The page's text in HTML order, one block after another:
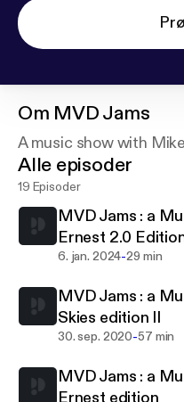
Om MVD Jams
A music show with
Alle episoder
19 Episoder
MVD Jams : a
Ernest 2.0
6. jan. 2024-29 min
MVD Jams : a
Skies edition II
30. sep. 2020-57 min
MVD Jams : a